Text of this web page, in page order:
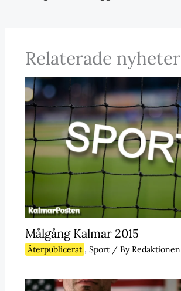
Relaterade nyheter
Målgång Kalmar 2015
Återpublicerat , Sport/ ByRedaktionen